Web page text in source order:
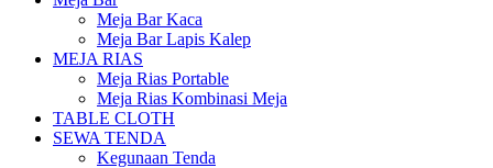
Meja Bar Kaca
Meja Bar Lapis Kalep
MEJA RIAS
Meja Rias Portable
Meja Rias Kombinasi Meja
TABLE CLOTH
SEWA TENDA
Kegunaan Tenda